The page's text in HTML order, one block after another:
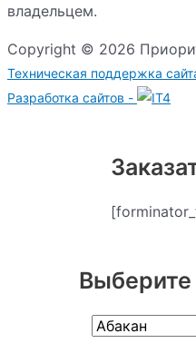
владельцем.
Copyright © 2026
Техническая поддержка
Разработка сайтов -